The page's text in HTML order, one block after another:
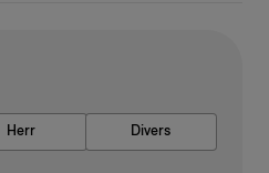
Herr Divers